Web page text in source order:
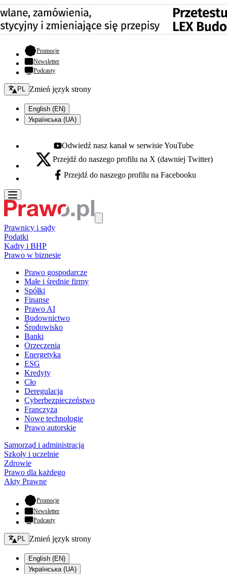
Promocje- otwiera się w nowej karcie
Newsletter
Podcasty
Zmień język - bieżący:
PL Zmień język strony
English (EN)
Українська (UA)
Youtube - otwiera się w nowej karcie
Odwiedź nasz kanał w serwisie YouTube
X - otwiera się w nowej karcie
Przejdź do naszego profilu na X (dawniej Twitter)
Facebook - otwiera się w nowej karcie
Przejdź do naszego profilu na Facebooku
Prawnicy i sądy
Podatki
Kadry i BHP
Prawo w biznesie
Prawo gospodarcze
Małe i średnie firmy
Spółki
Finanse
Prawo AI
Budownictwo
Środowisko
Banki
Orzeczenia
Energetyka
ESG
Kredyty
Cło
Deregulacja
Cyberbezpieczeństwo
Franczyza
Nowe technologie
Prawo autorskie
Samorząd i administracja
Szkoły i uczelnie
Zdrowie
Prawo dla każdego
Akty Prawne
Promocje- otwiera się w nowej karcie
Newsletter
Podcasty
Zmień język - bieżący:
PL Zmień język strony
English (EN)
Українська (UA)